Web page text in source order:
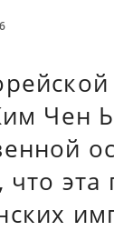
Чен
что